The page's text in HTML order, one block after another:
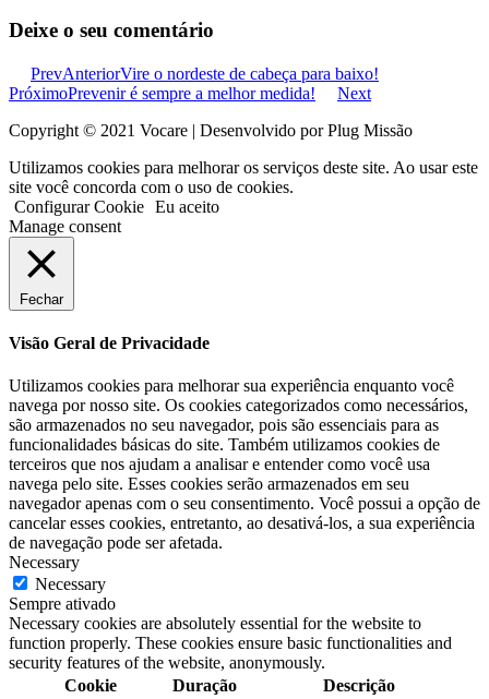
Deixe o seu comentário
PrevAnteriorVire o nordeste de cabeça para baixo!
PróximoPrevenir é sempre a melhor medida!
Next
Copyright © 2021 Vocare | Desenvolvido por Plug Missão
Utilizamos cookies para melhorar os serviços deste site. Ao usar este
site você concorda com o uso de cookies.
Configurar Cookie Eu aceito
Manage consent
Fechar
Visão Geral de Privacidade
Utilizamos cookies para melhorar sua experiência enquanto você
navega por nosso site. Os cookies categorizados como necessários,
são armazenados no seu navegador, pois são essenciais para as
funcionalidades básicas do site. Também utilizamos cookies de
terceiros que nos ajudam a analisar e entender como você usa
navega pelo site. Esses cookies serão armazenados em seu
navegador apenas com o seu consentimento. Você possui a opção de
cancelar esses cookies, entretanto, ao desativá-los, a sua experiência
de navegação pode ser afetada.
Necessary
Necessary
Sempre ativado
Necessary cookies are absolutely essential for the website to
function properly. These cookies ensure basic functionalities and
security features of the website, anonymously.
Cookie
Duração Descrição